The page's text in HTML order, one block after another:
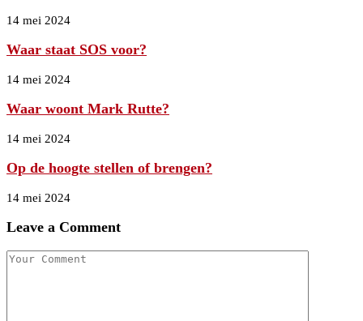
14 mei 2024
Waar staat SOS voor?
14 mei 2024
Waar woont Mark Rutte?
14 mei 2024
Op de hoogte stellen of brengen?
14 mei 2024
Leave a Comment